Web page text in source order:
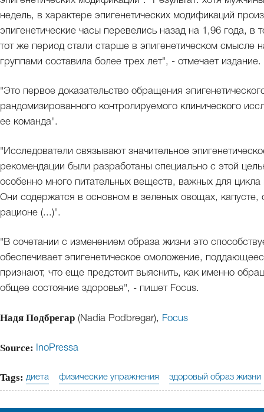
недель, в характере эпигенетических модификаций
эпигенетические часы перевелись назад на 1,96 года, в
тот же период стали старше в эпигенетическом смысле
группами составила более трех лет", - отмечает издание.
"Это первое доказательство обращения
рандомизированного контролируемого клинического
ее команда".
"Исследователи связывают значительное
рекомендации были разработаны специально с этой
особенно много питательных веществ, важных для
Они содержатся в основном в зеленых овощах,
рационе (...)".
"В сочетании с изменением образа жизни это
обеспечивает эпигенетическое омоложение,
признают, что еще предстоит выяснить, как именно
общее состояние здоровья", - пишет Focus.
Надя Подбрегар (Nadia Podbregar), Focus
Source: InoPressa
Tags: диета физические упражнения здоровый образ жизни